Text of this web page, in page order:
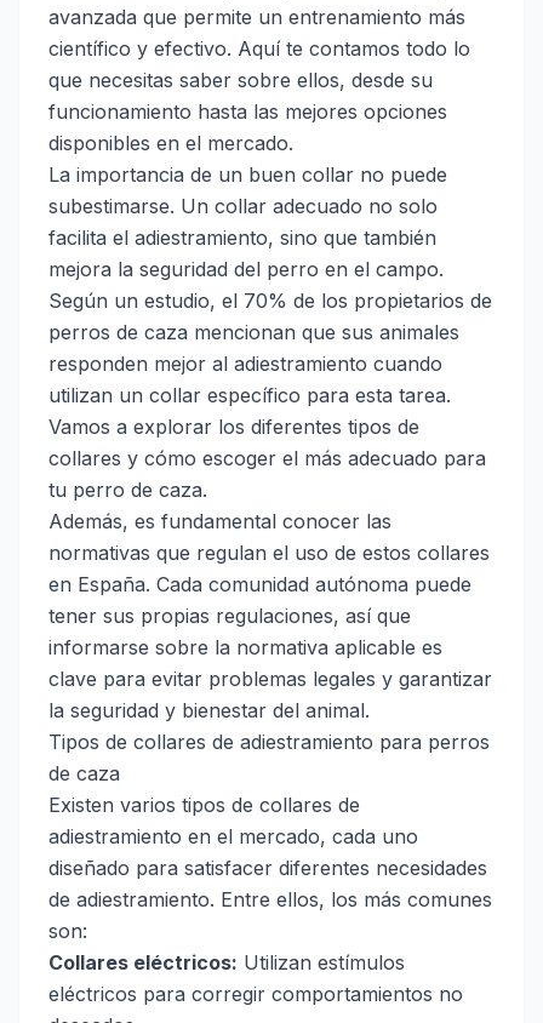
avanzada que permite un entrenamiento más
científico y efectivo. Aquí te contamos todo lo
que necesitas saber sobre ellos, desde su
funcionamiento hasta las mejores opciones
disponibles en el mercado.
La importancia de un buen collar no puede
subestimarse. Un collar adecuado no solo
facilita el adiestramiento, sino que también
mejora la seguridad del perro en el campo.
Según un estudio, el 70% de los propietarios de
perros de caza mencionan que sus animales
responden mejor al adiestramiento cuando
utilizan un collar específico para esta tarea.
Vamos a explorar los diferentes tipos de
collares y cómo escoger el más adecuado para
tu perro de caza.
Además, es fundamental conocer las
normativas que regulan el uso de estos collares
en España. Cada comunidad autónoma puede
tener sus propias regulaciones, así que
informarse sobre la normativa aplicable es
clave para evitar problemas legales y garantizar
la seguridad y bienestar del animal.
Tipos de collares de adiestramiento para perros
de caza
Existen varios tipos de collares de
adiestramiento en el mercado, cada uno
diseñado para satisfacer diferentes necesidades
de adiestramiento. Entre ellos, los más comunes
son:
Collares eléctricos: Utilizan estímulos
eléctricos para corregir comportamientos no